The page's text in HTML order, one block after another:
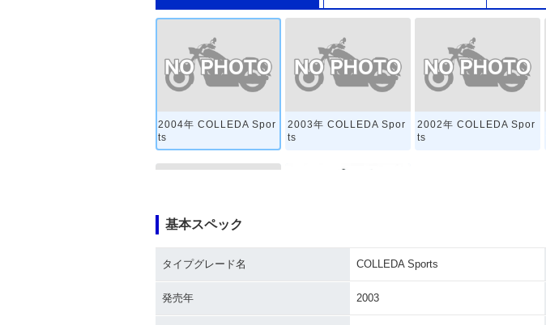
2004年 COLLEDA Spor
ts
2003年 COLLEDA Spor
ts
2002年 COLLEDA Spor
ts
1997年 COLLEDA Spor
1996年 COLLEDA Spor
基本スペック
タイプグレード名 COLLEDA Sports
発売年 2003